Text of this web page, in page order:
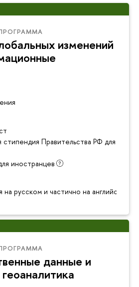
изменений
стипендия Правительства РФ для
иностранце
русском и частично на английском
данные и